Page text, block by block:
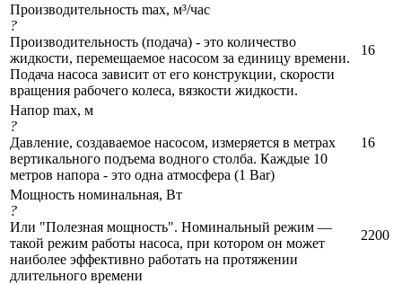
Производительность max, м³/час
?
Производительность (подача) - это количество
жидкости, перемещаемое насосом за единицу времени.
Подача насоса зависит от его конструкции, скорости
вращения рабочего колеса, вязкости жидкости.
16
Напор max, м
?
Давление, создаваемое насосом, измеряется в метрах
вертикального подъема водного столба. Каждые 10
метров напора - это одна атмосфера (1 Bar)
16
Мощность номинальная, Вт
?
Или "Полезная мощность". Номинальный режим —
такой режим работы насоса, при котором он может
наиболее эффективно работать на протяжении
длительного времени
2200